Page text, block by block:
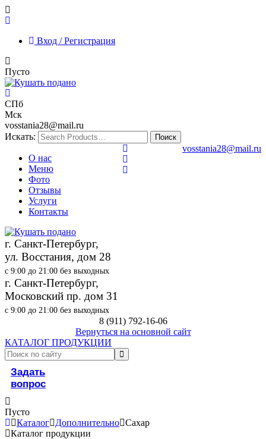
Вход / Регистрация
Пусто
СПб
Мск
vosstania28@mail.ru
Искать:
О нас
Меню
Фото
Отзывы
Услуги
Контакты
vosstania28@mail.ru
г. Санкт-Петербург,
ул. Восстания, дом 28
с 9:00 до 21:00 без выходных
г. Санкт-Петербург,
Московский пр. дом 31
с 9:00 до 21:00 без выходных
8 (911) 792-16-06
Вернуться на основной сайт
КАТАЛОГ ПРОДУКЦИИ
Задать
вопрос
Пусто
Каталог
Дополнительно Сахар
Каталог продукции